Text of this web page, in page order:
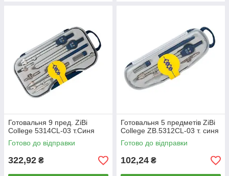
Готовальня 9 пред. ZiBi
College 5314CL-03 т.Синя
Готово до відправки
322,92 ₴
Готовальня 5 предметів ZiBi
College ZB.5312CL-03 т. синя
Готово до відправки
102,24 ₴